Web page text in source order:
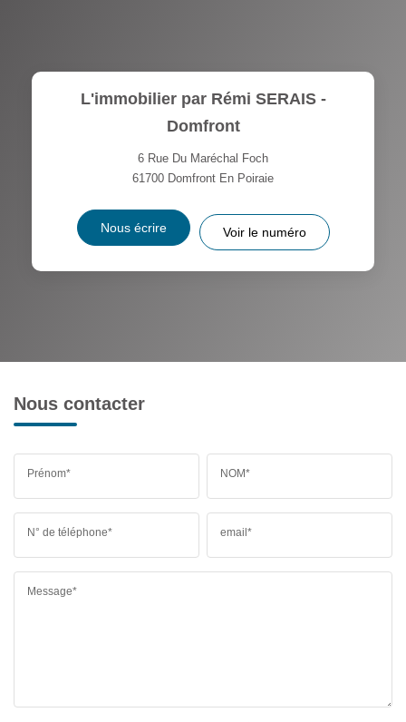
L'immobilier par Rémi SERAIS -
Domfront
6 Rue Du Maréchal Foch
61700 Domfront En Poiraie
Nous écrire Voir le numéro
Nous contacter
Prénom* NOM*
N° de téléphone* email*
Message*